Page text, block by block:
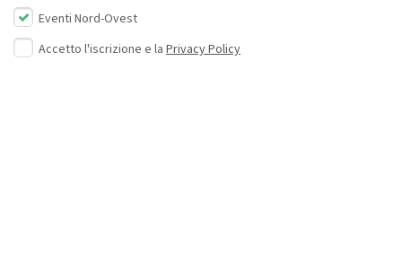
Eventi Nord-Ovest
Accetto l'iscrizione e la Privacy Policy